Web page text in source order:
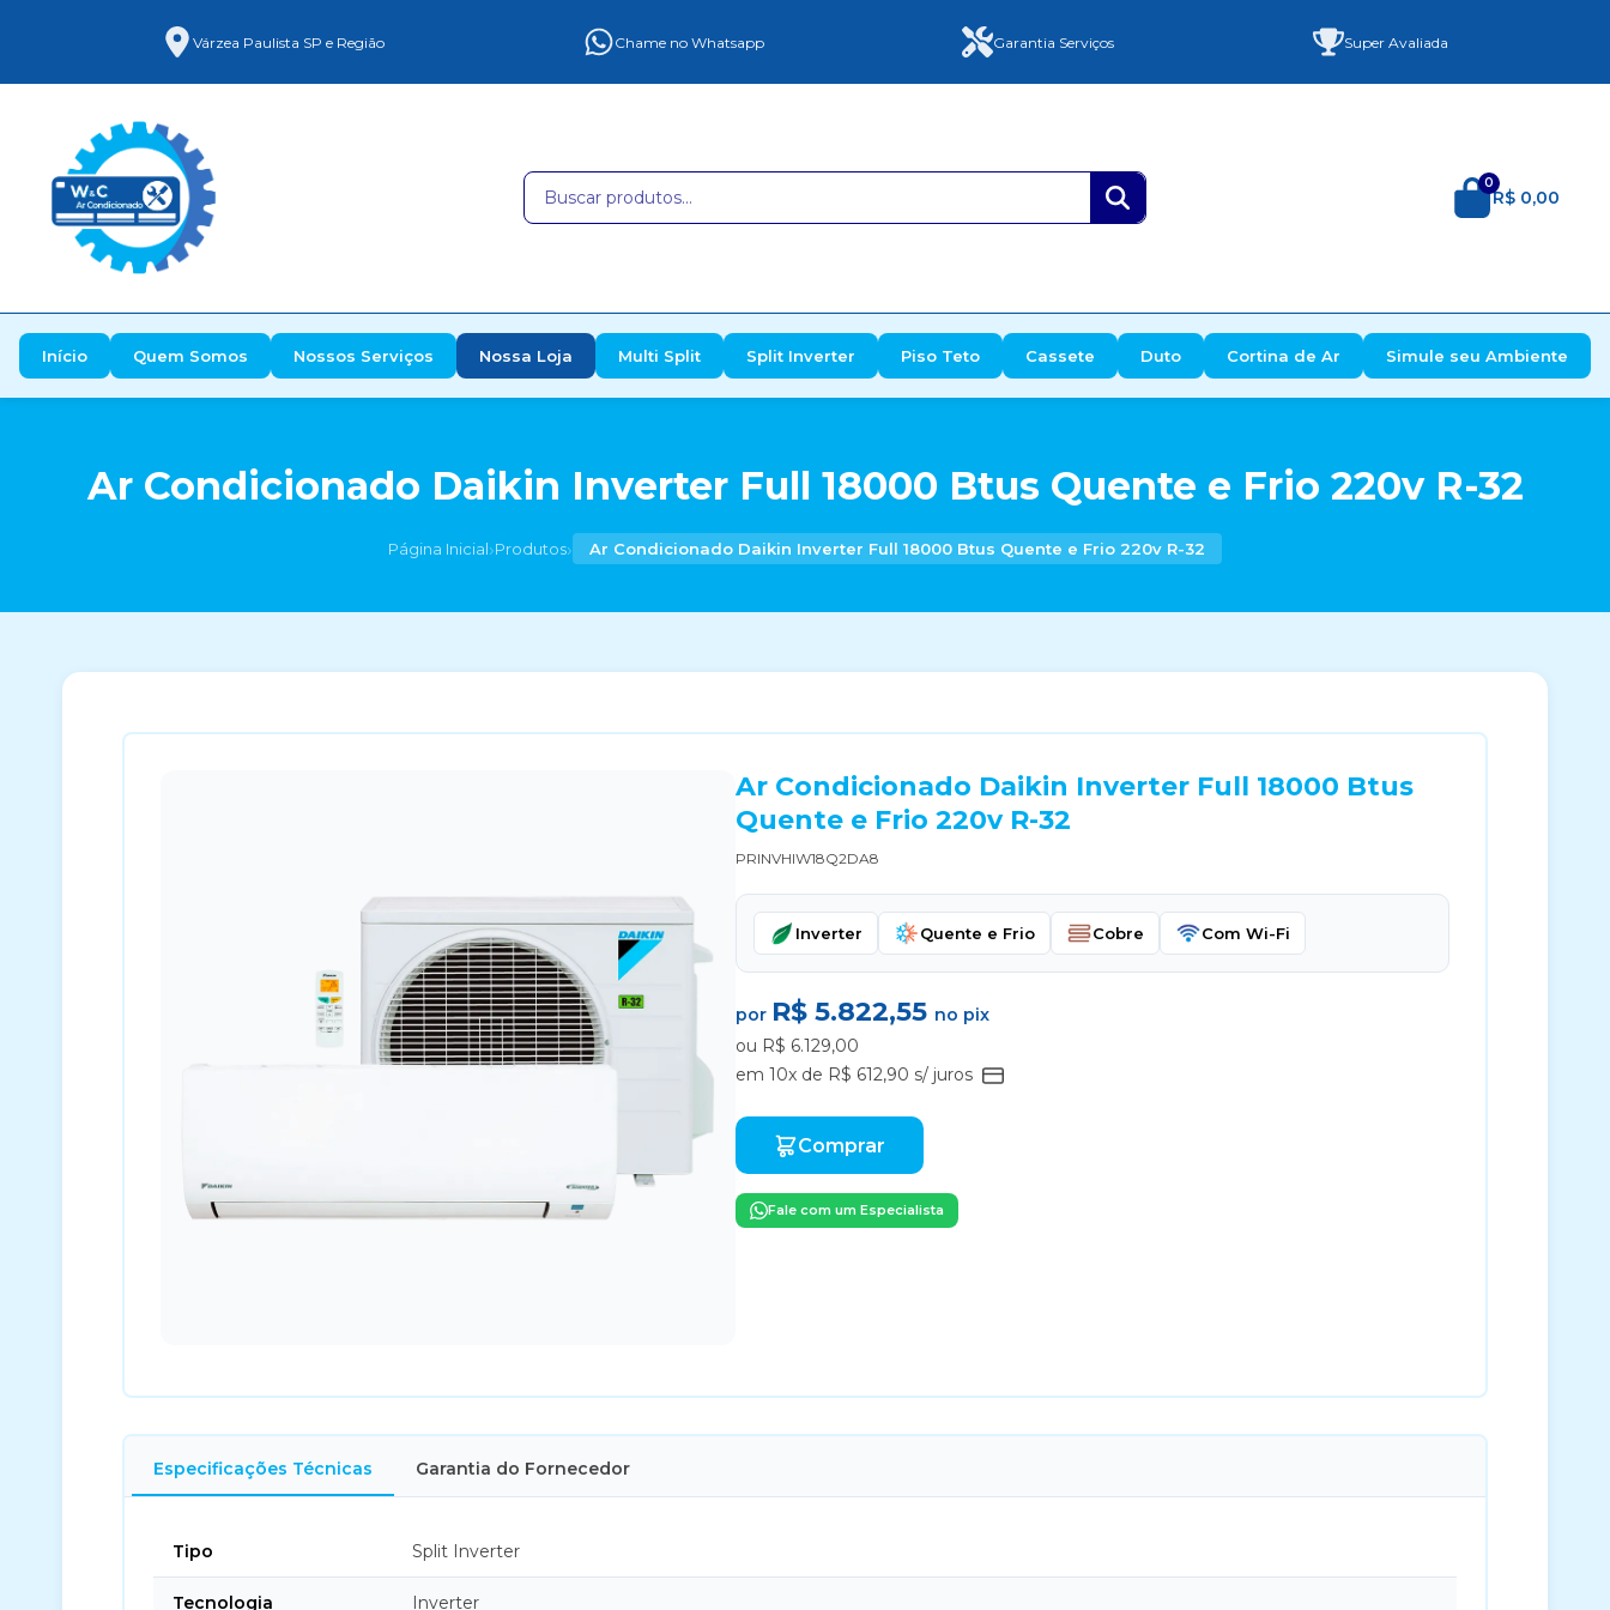
Várzea Paulista SP e Região Chame no Whatsapp Garantia Serviços Super Avaliada
0
R$ 0,00
Início Quem Somos Nossos Serviços Nossa Loja Multi Split Split Inverter Piso Teto Cassete Duto Cortina de Ar Simule seu Ambiente
Ar Condicionado Daikin Inverter Full 18000 Btus Quente e Frio 220v R-32
Página Inicial›Produtos› Ar Condicionado Daikin Inverter Full 18000 Btus Quente e Frio 220v R-32
Ar Condicionado Daikin Inverter Full 18000 Btus
Quente e Frio 220v R-32
PRINVHIW18Q2DA8
Inverter Quente e Frio Cobre Com Wi-Fi
por R$ 5.822,55 no pix
ou R$ 6.129,00
em 10x de R$ 612,90 s/ juros
Comprar
Fale com um Especialista
Especificações Técnicas Garantia do Fornecedor
Tipo Split Inverter
Tecnologia Inverter